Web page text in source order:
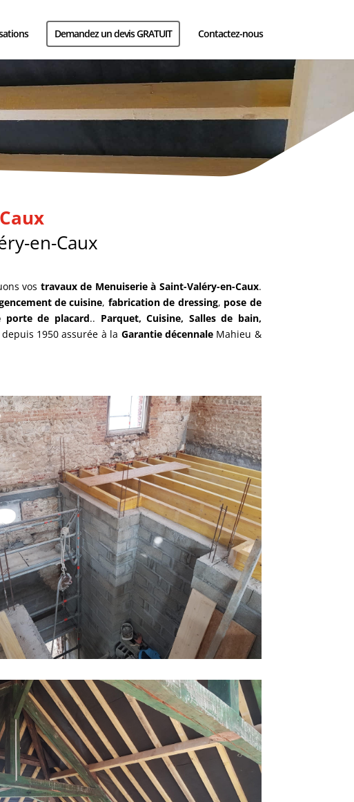
Demandez un devis GRATUIT Contactez-nous
Pose de parquet Saint-valéry-en-Caux, Pose de
en-Caux
vos travaux de Menuiserie à Saint-Valéry-en-Caux.
de cuisine, fabrication de dressing, pose de
porte de placard.. Parquet, Cuisine, Salles de bain,
1950 assurée à la Garantie décennaleMahieu &